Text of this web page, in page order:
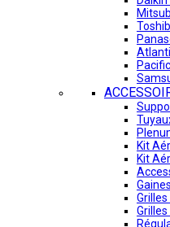
Kit
Kit
Gaines
Grilles